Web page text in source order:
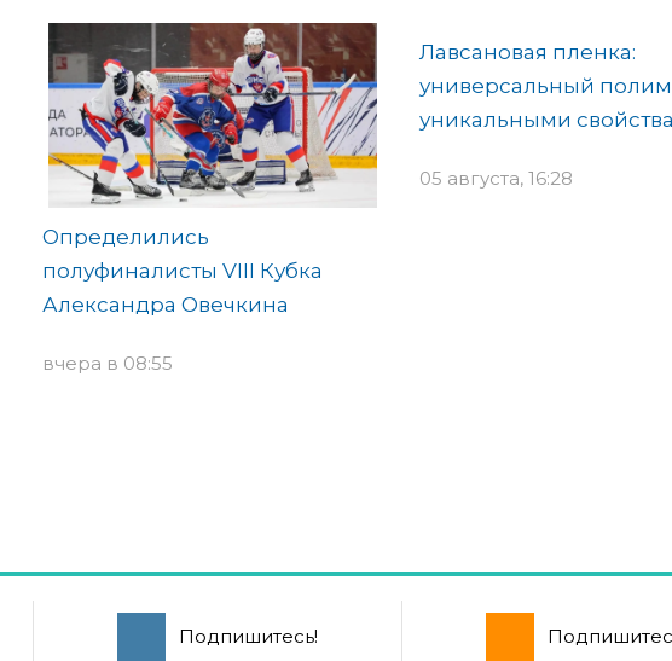
Определились
полуфиналисты VIII Кубка
Александра Овечкина
вчера в 08:55
Лавсановая пленка:
универсальный
уникальными
05 августа, 16:28
Подпишитесь!